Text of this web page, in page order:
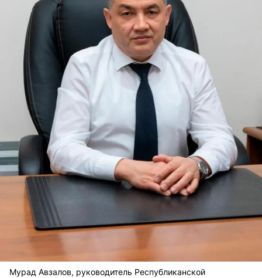
Мурад Авзалов, руководитель Республиканской